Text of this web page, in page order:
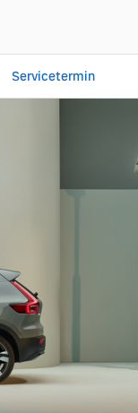
-
Servicetermin